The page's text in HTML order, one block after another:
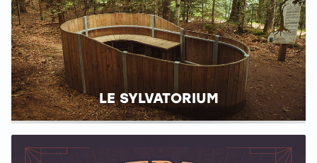
LE SYLVATORIUM